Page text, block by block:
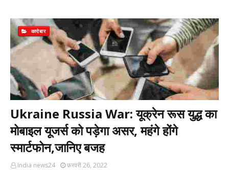
कारोबार
Ukraine Russia War: यूक्रेन रूस युद्ध का
मोबाइल यूजर्स को पड़ेगा असर, महंगे होंगे
स्मार्टफोन,जानिए बजह
India news24 फ़रवरी 26, 2022